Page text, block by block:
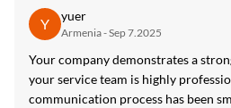
Y yuer
Armenia - Sep 7.2025
Your company demonstrates a
your service team is highly
communication process has been